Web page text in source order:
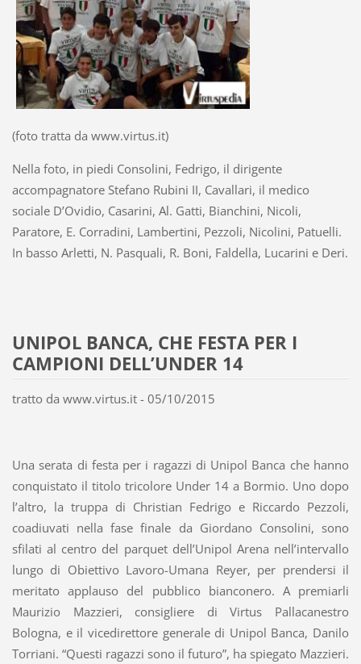
(foto tratta da www.virtus.it)
Nella foto, in piedi Consolini, Fedrigo, il dirigente
accompagnatore Stefano Rubini II, Cavallari, il medico
sociale D’Ovidio, Casarini, Al. Gatti, Bianchini, Nicoli,
Paratore, E. Corradini, Lambertini, Pezzoli, Nicolini, Patuelli.
In basso Arletti, N. Pasquali, R. Boni, Faldella, Lucarini e Deri.
UNIPOL BANCA, CHE FESTA PER I
CAMPIONI DELL’UNDER 14
tratto da www.virtus.it - 05/10/2015
Una serata di festa per i ragazzi di Unipol Banca che hanno
conquistato il titolo tricolore Under 14 a Bormio. Uno dopo
l’altro, la truppa di Christian Fedrigo e Riccardo Pezzoli,
coadiuvati nella fase finale da Giordano Consolini, sono
sfilati al centro del parquet dell’Unipol Arena nell’intervallo
lungo di Obiettivo Lavoro-Umana Reyer, per prendersi il
meritato applauso del pubblico bianconero. A premiarli
Maurizio Mazzieri, consigliere di Virtus Pallacanestro
Bologna, e il vicedirettore generale di Unipol Banca, Danilo
Torriani. “Questi ragazzi sono il futuro”, ha spiegato Mazzieri.